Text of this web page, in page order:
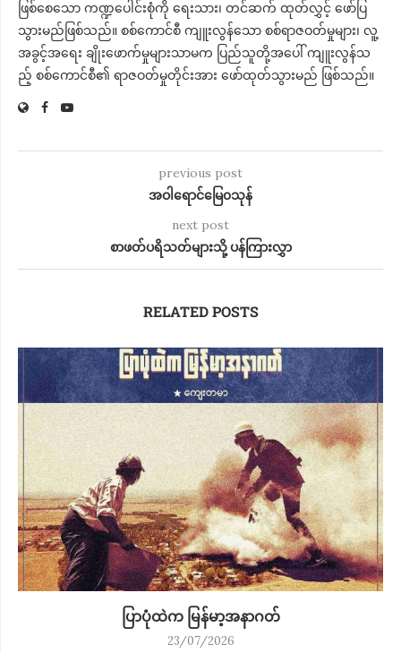
ဖြစ်စေသော ကဏ္ဍပေါင်းစုံကို ရေးသား၊ တင်ဆက် ထုတ်လွှင့် ဖော်ပြ
သွားမည်ဖြစ်သည်။ စစ်ကောင်စီ ကျူးလွန်သော စစ်ရာဇဝတ်မှုများ၊ လူ့
အခွင့်အရေး ချိုးဖောက်မှုများသာမက ပြည်သူတို့အ​ပေါ် ကျူးလွန်သ
ည့် စစ်​ကောင်စီ၏ ရာဇဝတ်မှုတိုင်းအား ​ဖော်ထုတ်သွားမည် ဖြစ်သည်။
previous post
အဝါရောင်​မြေ၀သုန်
next post
စာဖတ်ပရိသတ်များသို့ ပန်ကြားလွှာ
RELATED POSTS
ပြာပုံထဲက မြန်မာ့အနာဂတ်
23/07/2026